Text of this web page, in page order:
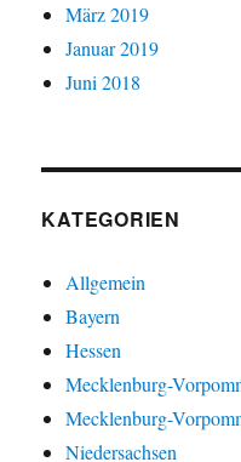
März 2019
Januar 2019
Juni 2018
KATEGORIEN
Allgemein
Bayern
Hessen
Mecklenburg-
Mecklenburg-
Niedersachsen